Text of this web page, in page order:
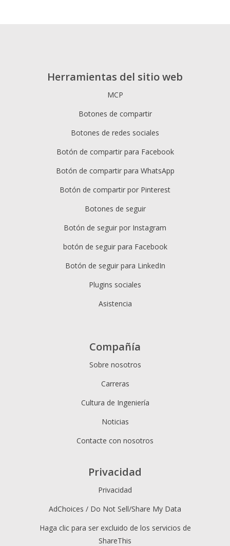
Herramientas del sitio web
MCP
Botones de compartir
Botones de redes sociales
Botón de compartir para Facebook
Botón de compartir para WhatsApp
Botón de compartir por Pinterest
Botones de seguir
Botón de seguir por Instagram
botón de seguir para Facebook
Botón de seguir para LinkedIn
Plugins sociales
Asistencia
Compañía
Sobre nosotros
Carreras
Cultura de Ingeniería
Noticias
Contacte con nosotros
Privacidad
Privacidad
AdChoices / Do Not Sell/Share My Data
Haga clic para ser excluido de los servicios de
ShareThis